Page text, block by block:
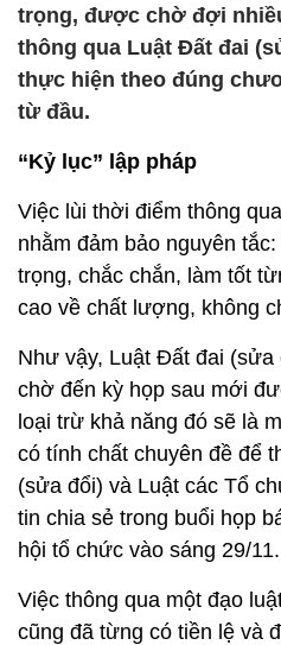
trọng, được chờ đợi
thông qua Luật Đất đai
thực hiện theo đúng
từ đầu.
“Kỷ lục” lập pháp
Việc lùi thời điểm thông qua
nhằm đảm bảo nguyên
trọng, chắc chắn, làm tốt
cao về chất lượng, không
Như vậy, Luật Đất đai (sửa
chờ đến kỳ họp sau mới
loại trừ khả năng đó sẽ là
có tính chất chuyên đề để
(sửa đổi) và Luật các Tổ
tin chia sẻ trong buổi họp
hội tổ chức vào sáng 29/11.
Việc thông qua một đạo
cũng đã từng có tiền lệ và